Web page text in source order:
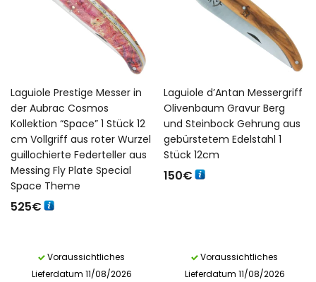
Laguiole Prestige Messer in
der Aubrac Cosmos
Kollektion “Space” 1 Stück 12
cm Vollgriff aus roter Wurzel
guillochierte Federteller aus
Messing Fly Plate Special
Space Theme
525€
Voraussichtliches
Lieferdatum 11/08/2026
Laguiole d’Antan Messergriff
Olivenbaum Gravur Berg
und Steinbock Gehrung aus
gebürstetem Edelstahl 1
Stück 12cm
150€
Voraussichtliches
Lieferdatum 11/08/2026